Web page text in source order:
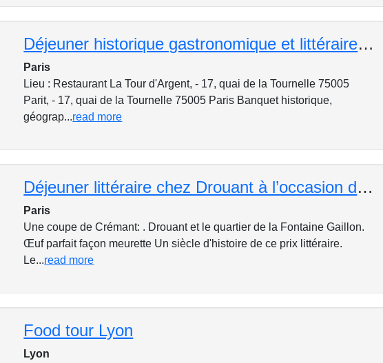
Déjeuner historique gastronomique et littéraire à La Tour d'Argent
Paris
Lieu : Restaurant La Tour d'Argent, - 17, quai de la Tournelle 75005
Parit, - 17, quai de la Tournelle 75005 Paris Banquet historique,
géograp...read more
Déjeuner littéraire chez Drouant à l’occasion du prix Goncourt
Paris
Une coupe de Crémant: . Drouant et le quartier de la Fontaine Gaillon.
Œuf parfait façon meurette Un siècle d'histoire de ce prix littéraire.
Le...read more
Food tour Lyon
Lyon